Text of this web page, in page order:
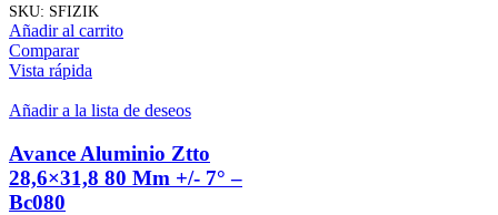
SKU: SFIZIK
Añadir al carrito
Comparar
Vista rápida
Añadir a la lista de deseos
Avance Aluminio Ztto
28,6×31,8 80 Mm +/- 7° –
Bc080